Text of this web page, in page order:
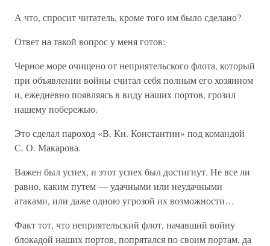
А что, спросит читатель, кроме того им было сделано?
Ответ на такой вопрос у меня готов:
Черное море очищено от неприятельского флота, который
при объявлении войны считал себя полным его хозяином
и, ежедневно появляясь в виду наших портов, грозил
нашему побережью.
Это сделал пароход «В. Кн. Константин» под командой
С. О. Макарова.
Важен был успех, и этот успех был достигнут. Не все ли
равно, каким путем — удачными или неудачными
атаками, или даже одною угрозой их возможности…
Факт тот, что неприятельский флот, начавший войну
блокадой наших портов, попрятался по своим портам, да